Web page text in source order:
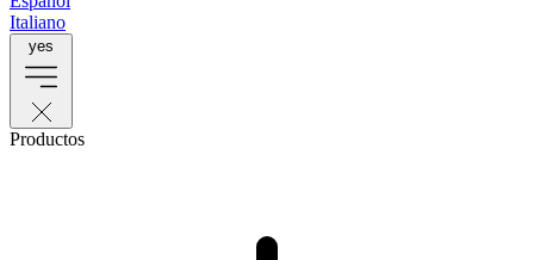
Italiano
yes
Productos